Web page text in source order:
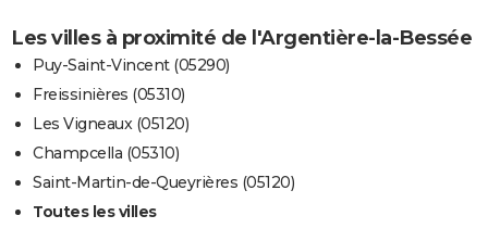
Les villes à proximité de l'Argentière-la-Bessée
Puy-Saint-Vincent (05290)
Freissinières (05310)
Les Vigneaux (05120)
Champcella (05310)
Saint-Martin-de-Queyrières (05120)
Toutes les villes